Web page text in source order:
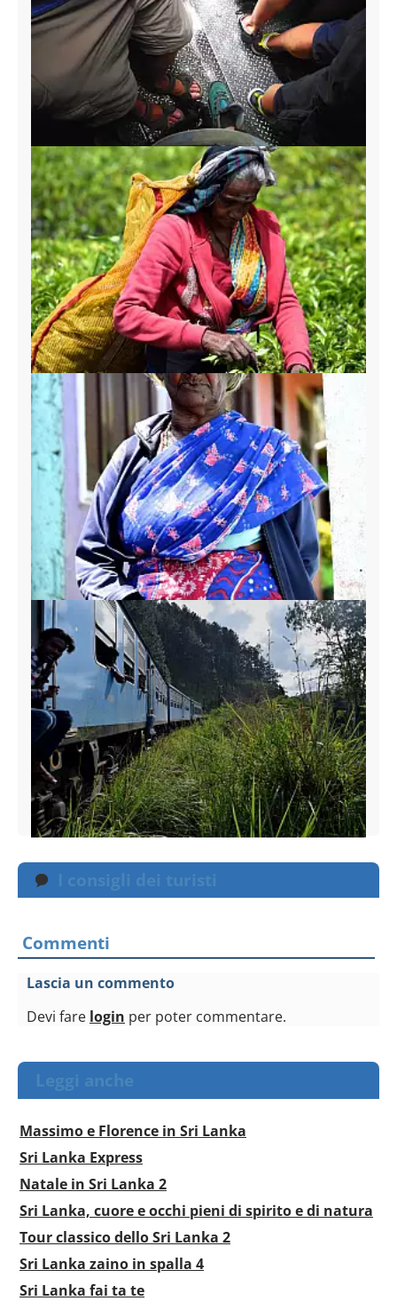
I consigli dei turisti
Commenti
Lascia un commento
Devi fare login per poter commentare.
Leggi anche
Massimo e Florence in Sri Lanka
Sri Lanka Express
Natale in Sri Lanka 2
Sri Lanka, cuore e occhi pieni di spirito e di natura
Tour classico dello Sri Lanka 2
Sri Lanka zaino in spalla 4
Sri Lanka fai ta te